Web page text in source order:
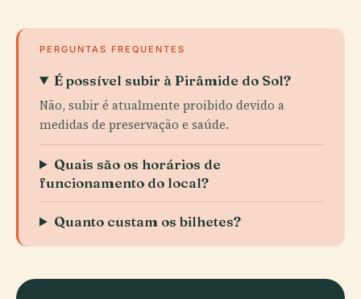
PERGUNTAS FREQUENTES
É possível subir à Pirâmide do Sol?
Não, subir é atualmente proibido devido a
medidas de preservação e saúde.
Quais são os horários de
funcionamento do local?
Quanto custam os bilhetes?